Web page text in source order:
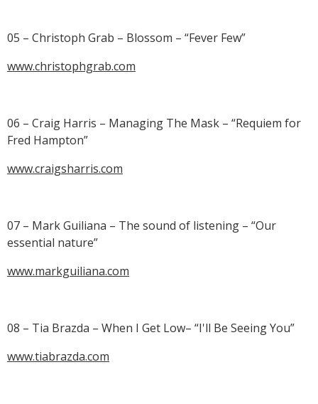
05 – Christoph Grab – Blossom – “Fever Few”
www.christophgrab.com
06 – Craig Harris – Managing The Mask – “Requiem for
Fred Hampton”
www.craigsharris.com
07 – Mark Guiliana – The sound of listening – “Our
essential nature”
www.markguiliana.com
08 – Tia Brazda – When I Get Low– “I'll Be Seeing You”
www.tiabrazda.com